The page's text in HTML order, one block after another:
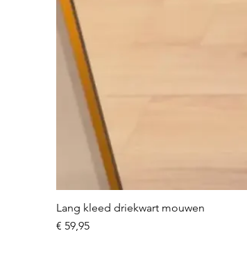
Lang kleed driekwart mouwen
Prijs
€ 59,95